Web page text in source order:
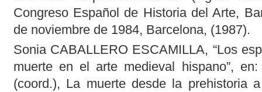
Congreso Español de Historia del Arte,
de noviembre de 1984, Barcelona, (1987).
Sonia CABALLERO ESCAMILLA, “Los
muerte en el arte medieval hispano”,
(coord.), La muerte desde la prehistoria